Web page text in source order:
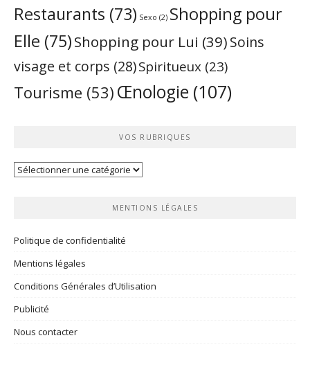
Restaurants (73) Sexo (2) Shopping pour
Elle (75)Shopping pour Lui (39)Soins
visage et corps (28)Spiritueux (23)
Tourisme (53) Œnologie (107)
VOS RUBRIQUES
Vos
MENTIONS LÉGALES
Politique de confidentialité
Mentions légales
Conditions Générales d’Utilisation
Publicité
Nous contacter